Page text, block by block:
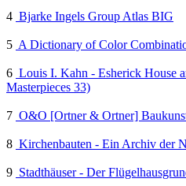
4 Bjarke Ingels Group Atlas BIG
5 A Dictionary of Color
6 Louis I. Kahn - Esherick House
Masterpieces 33)
7 O&O [Ortner & Ortner]
8 Kirchenbauten - Ein Archiv der
9 Stadthäuser - Der